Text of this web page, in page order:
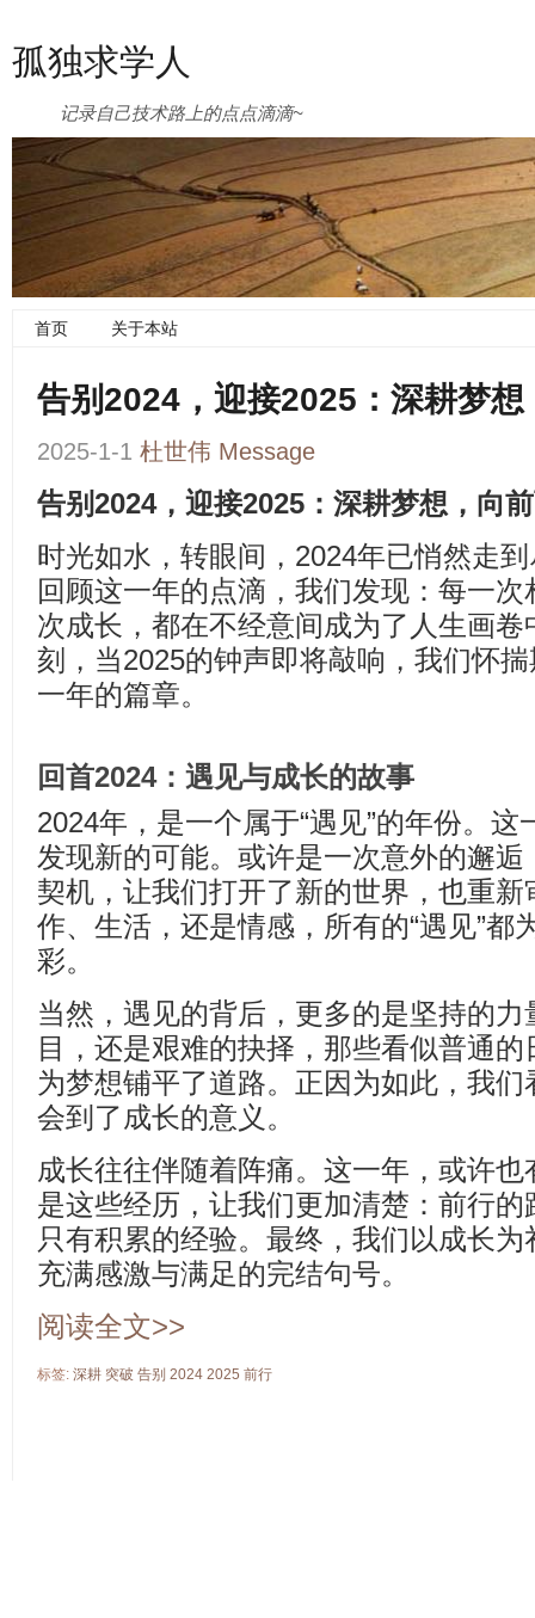
孤独求学人
记录自己技术路上的点点滴滴~
首页 关于本站
告别2024，迎接2025：深耕梦想
2025-1-1 杜世伟 Message
告别2024，迎接2025：深耕梦想，向
时光如水，转眼间，2024年已悄然走
回顾这一年的点滴，我们发现：每一
次成长，都在不经意间成为了人生画
刻，当2025的钟声即将敲响，我们怀
一年的篇章。
回首2024：遇见与成长的故事
2024年，是一个属于“遇见”的年份。
发现新的可能。或许是一次意外的邂
契机，让我们打开了新的世界，也重
作、生活，还是情感，所有的“遇见”都
彩。
当然，遇见的背后，更多的是坚持的
目，还是艰难的抉择，那些看似普通
为梦想铺平了道路。正因为如此，我
会到了成长的意义。
成长往往伴随着阵痛。这一年，或许
是这些经历，让我们更加清楚：前行
只有积累的经验。最终，我们以成长
充满感激与满足的完结句号。
阅读全文>>
标签: 深耕 突破 告别 2024 2025 前行